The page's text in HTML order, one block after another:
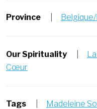
Province
Our Spirituality
Cœur
Tags Madeleine